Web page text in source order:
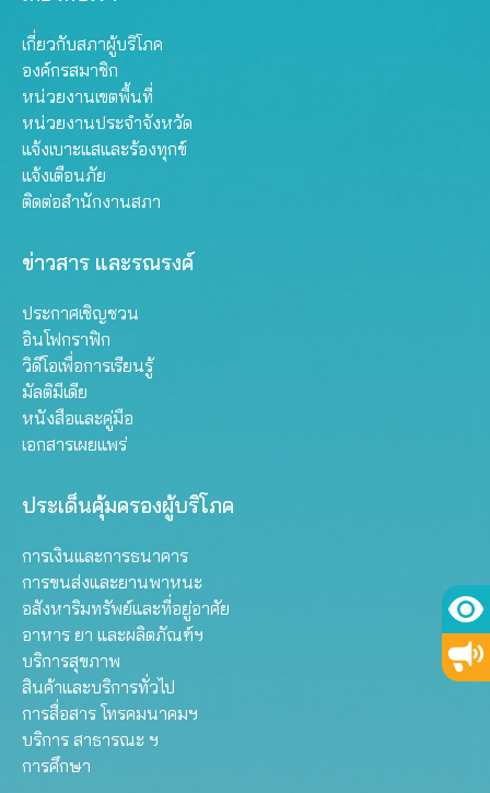
เกี่ยวกับสภาผู้บริโภค
องค์กรสมาชิก
หน่วยงานเขตพื้นที่
หน่วยงานประจำจังหวัด
แจ้งเบาะแสและร้องทุกข์
แจ้งเตือนภัย
ติดต่อสำนักงานสภา
ข่าวสาร และรณรงค์
ประกาศเชิญชวน
อินโฟกราฟิก
วิดีโอเพื่อการเรียนรู้
มัลติมีเดีย
หนังสือและคู่มือ
เอกสารเผยแพร่
ประเด็นคุ้มครองผู้บริโภค
การเงินและการธนาคาร
การขนส่งและยานพาหนะ
อสังหาริมทรัพย์และที่อยู่อาศัย
อาหาร ยา และผลิตภัณฑ์ฯ
บริการสุขภาพ
สินค้าและบริการทั่วไป
การสื่อสาร โทรคมนาคมฯ
บริการ สาธารณะ ฯ
การศึกษา